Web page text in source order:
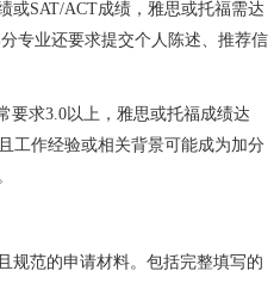
或SAT/ACT成绩，雅思或托福需达
专业还要求提交个人陈述、推荐信
要求3.0以上，雅思或托福成绩达
工作经验或相关背景可能成为加分
规范的申请材料。包括完整填写的